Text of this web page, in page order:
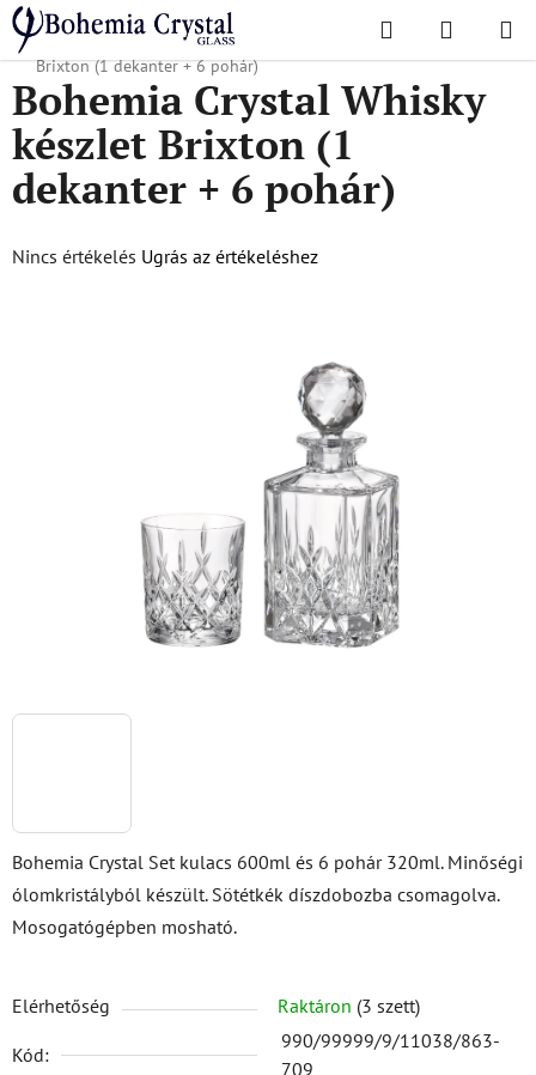
Ugrás
fő
tartalomhoz
Keresés KOSÁR
Kezdőlap
/ Népszerű kollekciók / Brixton
Bohemia Crystal Whisky készlet
Brixton (1 dekanter + 6 pohár)
Bohemia Crystal Set kulacs 600ml és 6 pohár 320ml. Minőségi
ólomkristályból készült. Sötétkék díszdobozba csomagolva.
Mosogatógépben mosható.
Elérhetőség Raktáron (3 szett)
Kód:
990/99999/9/11038/863-
709
Bohemia Crystal Whisky
készlet Brixton (1
dekanter + 6 pohár)
A
Nincs értékelés Ugrás az értékeléshez